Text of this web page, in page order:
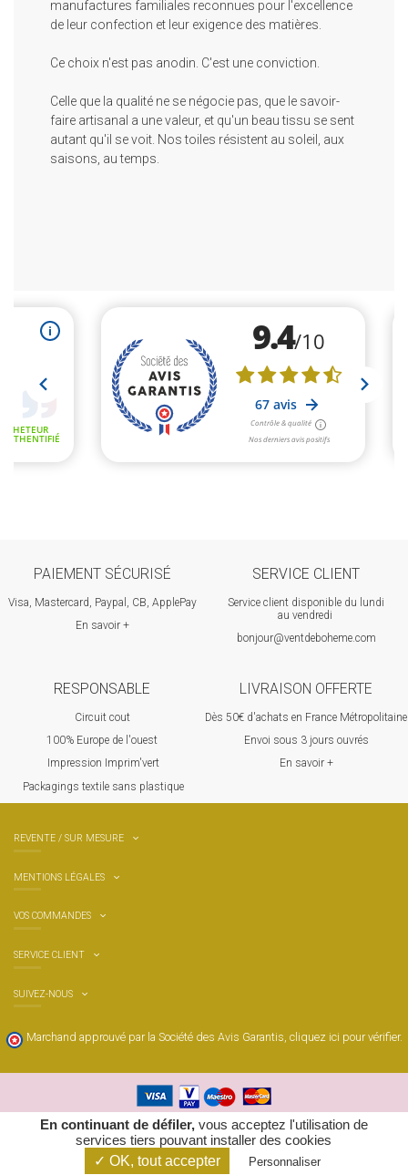
manufactures familiales reconnues pour l'excellence
de leur confection et leur exigence des matières.
Ce choix n'est pas anodin. C'est une conviction.
Celle que la qualité ne se négocie pas, que le savoir-
faire artisanal a une valeur, et qu'un beau tissu se sent
autant qu'il se voit. Nos toiles résistent au soleil, aux
saisons, au temps.
PAIEMENT SÉCURISÉ
Visa, Mastercard, Paypal, CB, ApplePay
En savoir +
SERVICE CLIENT
Service client disponible du lundi
au vendredi
bonjour@ventdeboheme.com
RESPONSABLE
Circuit cout
100% Europe de l'ouest
Impression Imprim'vert
Packagings textile sans plastique
LIVRAISON OFFERTE
Dès 50€ d'achats en France Métropolitaine
Envoi sous 3 jours ouvrés
En savoir +
REVENTE / SUR MESURE
MENTIONS LÉGALES
VOS COMMANDES
SERVICE CLIENT
Marchand approuvé par la Société des Avis Garantis, cliquez ici pour vérifier.
SUIVEZ-NOUS
© 2026 Vent de Bohème - Tous droits réservés
En continuant de défiler,vous acceptez l'utilisation de
services tiers pouvant installer des cookies
✓ OK, tout accepter
Personnaliser